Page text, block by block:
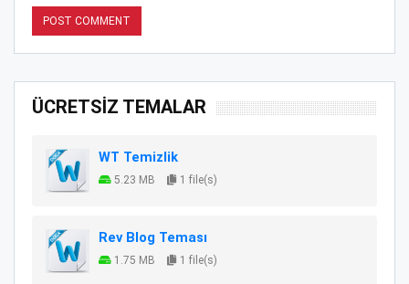
ÜCRETSİZ TEMALAR
WT Temizlik
5.23 MB 1 file(s)
Rev Blog Teması
1.75 MB 1 file(s)